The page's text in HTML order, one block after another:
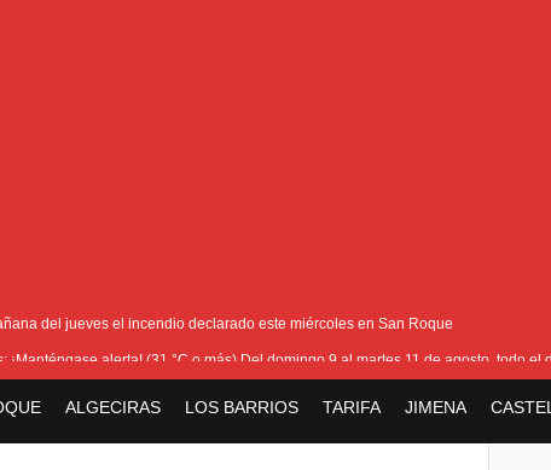
del jueves el incendio declarado este miércoles en San Roque
¡Manténgase alerta! (31 °C o más) Del domingo 9 al martes 11 de agosto, todo el
ALGECIRAS LOS BARRIOS TARIFA JIMENA